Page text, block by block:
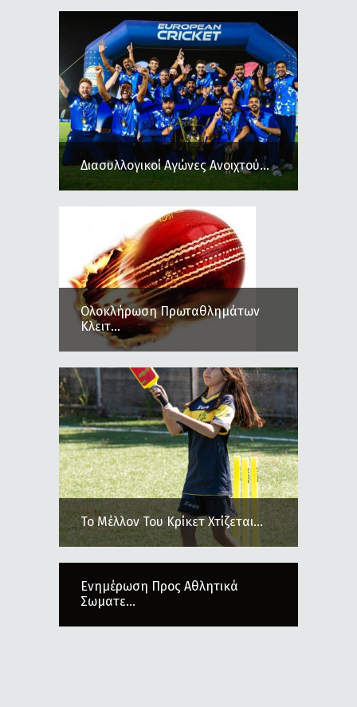
Διασυλλογικοί Αγώνες Ανοιχτού...
Ολοκλήρωση Πρωταθλημάτων
Κλειτ...
Το Μέλλον Του Κρίκετ Χτίζεται...
Ενημέρωση Προς Αθλητικά
Σωματε...